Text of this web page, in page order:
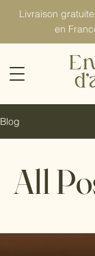
Livraison
en
Blog
All